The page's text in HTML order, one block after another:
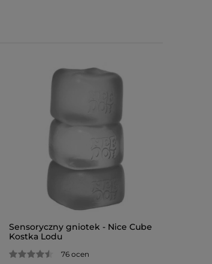
Sensoryczny gniotek - Nice Cube
Kostka Lodu
76 ocen